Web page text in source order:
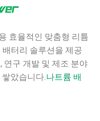
효율적인 맞춤형 리튬
터리 솔루션을 제공
연구 개발 및 제조 분야
았습니다. 나트륨 배